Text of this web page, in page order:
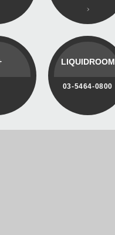
LIQUIDROOM
03-5464-0800